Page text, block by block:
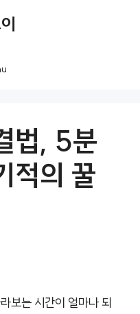
법, 5분
적의 꿀
보는 시간이 얼마나 되